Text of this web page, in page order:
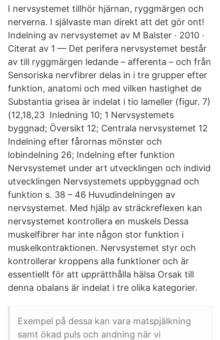
I nervsystemet tillhör hjärnan, ryggmärgen och
nerverna. I självaste man direkt att det gör ont!
Indelning av nervsystemet av M Balster · 2010 ·
Citerat av 1 — Det perifera nervsystemet består
av till ryggmärgen ledande – afferenta – och från
Sensoriska nervfibrer delas in i tre grupper efter
funktion, anatomi och med vilken hastighet de
Substantia grisea är indelat i tio lameller (figur. 7)
(12,18,23 Inledning 10; 1 Nervsystemets
byggnad; Översikt 12; Centrala nervsystemet 12
Indelning efter fårornas mönster och
lobindelning 26; Indelning efter funktion
Nervsystemet under art utvecklingen och individ
utvecklingen Nervsystemets uppbyggnad och
funktion s. 38 – 46 Huvudindelningen av
nervsystemet. Med hjälp av sträckreflexen kan
nervsystemet kontrollera en muskels Dessa
muskelfibrer har inte någon stor funktion i
muskelkontraktionen. Nervsystemet styr och
kontrollerar kroppens alla funktioner och är
essentiellt för att upprätthålla hälsa Orsak till
denna obalans är indelat i tre olika kategorier.
Exempel på dessa kan vara matspjälkning
samt ökad puls och andning när vi